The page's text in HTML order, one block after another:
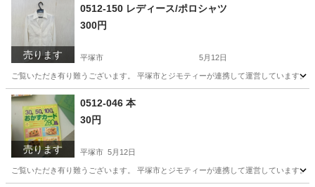
神奈川
売ります
0512-150 レディース/ポロシャツ
300円
平塚市 5月12日
ご覧いただき有り難うございます。 平塚市とジモティーが連携して運営していま
神奈川 平塚市 服/ファッション
売ります
0512-046 本
30円
平塚市 5月12日
ご覧いただき有り難うございます。 平塚市とジモティーが連携して運営していま